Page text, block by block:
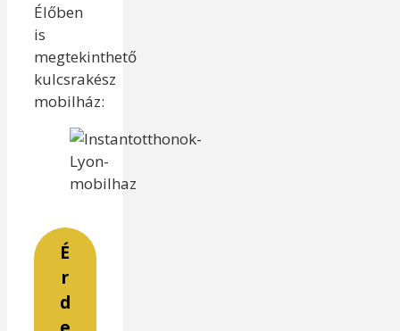
Élőben
is
megtekinthető
kulcsrakész
mobilház:
É
r
d